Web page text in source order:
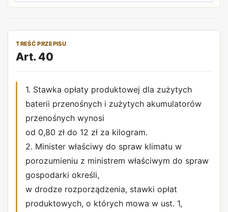
TREŚĆ PRZEPISU
Art. 40
1. Stawka opłaty produktowej dla zużytych
baterii przenośnych i zużytych akumulatorów
przenośnych wynosi
od 0,80 zł do 12 zł za kilogram.
2. Minister właściwy do spraw klimatu w
porozumieniu z ministrem właściwym do spraw
gospodarki określi,
w drodze rozporządzenia, stawki opłat
produktowych, o których mowa w ust. 1,